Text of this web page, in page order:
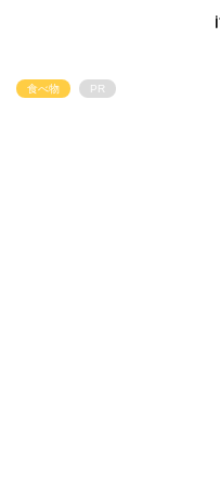
食べ物 PR